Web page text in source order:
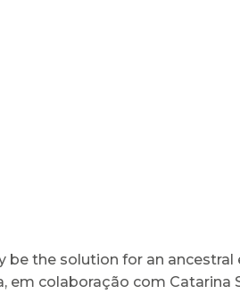
the solution for an ancestral
em colaboração com Catarina